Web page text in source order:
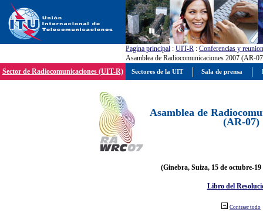
Pagína principal : UIT-R : Conferencias y
Asamblea de Radiocomunicaciones 2007 (AR-
Sector de Radiocomunicaciones (UIT-R)
Asamblea de
(AR-07)
(Ginebra, Suiza, 15 de octubre-19
Libro del
Contraer todo
Sectores de la UIT Sala de prensa